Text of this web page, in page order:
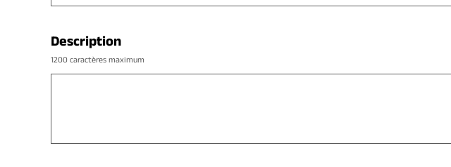
Description
1200 caractères maximum